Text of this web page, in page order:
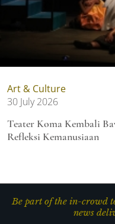
Art & Culture
30 July 2026
Teater Koma Kembali
Refleksi Kemanusiaan
Be part of the in-crowd
news